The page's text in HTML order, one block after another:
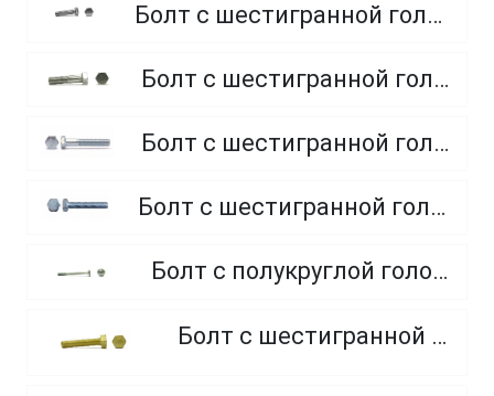
Болт с шестигранной головкой, полная резьба, из нержавеющей стали A2 и A4
Болт с шестигранной головкой, неполная резьба, класс прочности 5.8
Болт с шестигранной головкой, неполная резьба, класс прочности 8.8
Болт с шестигранной головкой, полная резьба, класс прочности 10.9 и 12.9
Болт с полукруглой головкой и квадратным подголовником
Болт с шестигранной головкой, из латуни